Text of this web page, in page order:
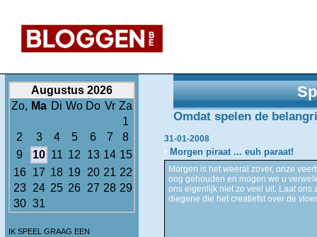
Augustus 2026
Zo, Ma Di Wo Do Vr Za
1
2
3 4 5 6 7
8
9
10 11 12 13 14 15
16
17 18 19 20 21 22
23
24 25 26 27 28 29
30 31
IK SPEEL GRAAG EEN
Omdat spelen de
31-01-2008
Morgen piraat ... euh paraat!
Morgen is het weeral zover, onze
oog gehouden en mogen we u
ons eigenlijk niet zo veel uit. Laat ons
diegene die het creatiefst over de